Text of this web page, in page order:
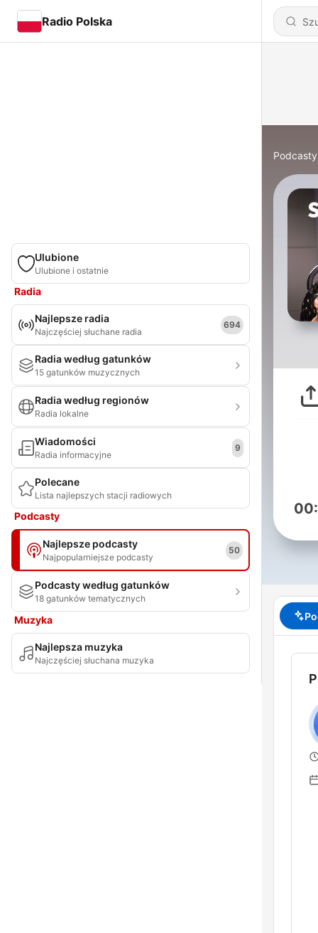
Radio Polska
Ulubione
Ulubione i ostatnie
Radia
Najlepsze radia
Najczęściej słuchane radia
694
Radia według gatunków
15 gatunków muzycznych
Radia według regionów
Radia lokalne
Wiadomości
Radia informacyjne
9
Polecane
Lista najlepszych stacji radiowych
Podcasty
Najlepsze podcasty
Najpopularniejsze podcasty
50
Podcasty według gatunków
18 gatunków tematycznych
Muzyka
Najlepsza muzyka
Najczęściej słuchana muzyka
Podcasty